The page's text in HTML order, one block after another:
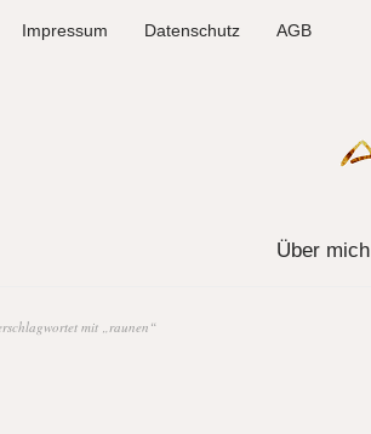
Impressum Datenschutz AGB
Über mich
mit „raunen“